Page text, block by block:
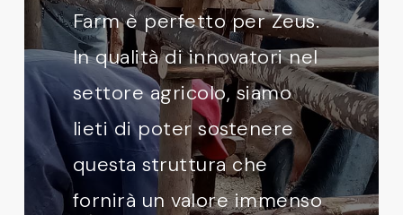
Farm è perfetto per Zeus.
In qualità di innovatori nel
settore agricolo, siamo
lieti di poter sostenere
questa struttura che
fornirà un valore immenso